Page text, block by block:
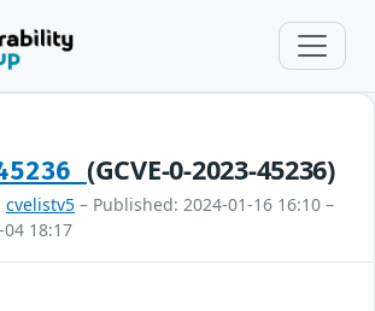
(GCVE-0-2023-45236)
cvelistv5 – Published: 2024-01-16 16:10 –
18:17